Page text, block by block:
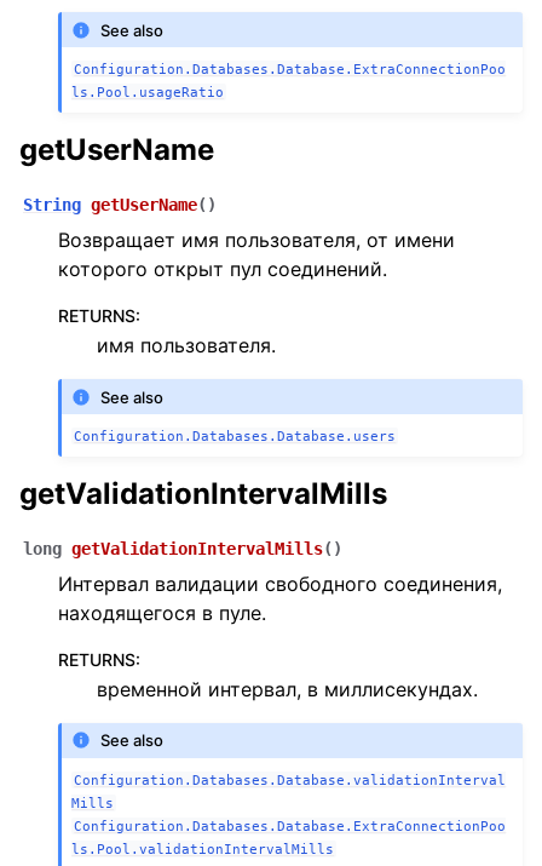
See also
Configuration.Databases.Database.ExtraConnectionPoo
ls.Pool.usageRatio
getUserName
String getUserName( )
Возвращает имя пользователя, от имени
которого открыт пул соединений.
RETURNS:
имя пользователя.
See also
Configuration.Databases.Database.users
getValidationIntervalMills
long getValidationIntervalMills( )
Интервал валидации свободного соединения,
находящегося в пуле.
RETURNS:
временной интервал, в миллисекундах.
See also
Configuration.Databases.Database.validationInterval
Mills
Configuration.Databases.Database.ExtraConnectionPoo
ls.Pool.validationIntervalMills